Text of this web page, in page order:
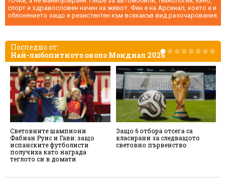
спорт и здравословен начин на живот. Фен е на Арсенал, което е и
обяснението защо е резистентен към всякакъв вид разочарования.
Последно от:
Най-любопитното около Мондиал 2026
Световните шампиони
Фабиан Руис и Гави: защо
испанските футболисти
получиха като награда
теглото си в домати
Защо 6 отбора отсега са
класирани за следващото
световно първенство